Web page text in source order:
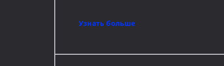
Узнать больше